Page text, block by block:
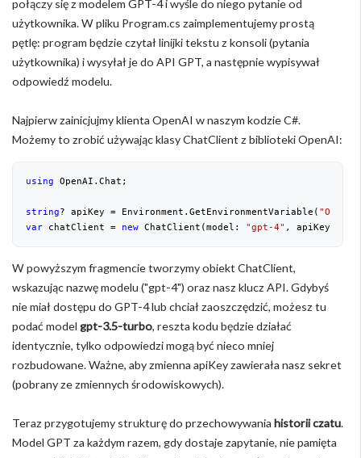
połączy się z modelem GPT-4 i wyśle do niego pytanie od
użytkownika. W pliku Program.cs zaimplementujemy prostą
pętlę: program będzie czytał linijki tekstu z konsoli (pytania
użytkownika) i wysyłał je do API GPT, a następnie wypisywał
odpowiedź modelu.
Najpierw zainicjujmy klienta OpenAI w naszym kodzie C#.
Możemy to zrobić używając klasy ChatClient z biblioteki OpenAI:
using OpenAI.Chat;
string? apiKey = Environment.GetEnvironmentVariable(
var chatClient = new ChatClient(model: "gpt-4" , apiKey:
W powyższym fragmencie tworzymy obiekt ChatClient,
wskazując nazwę modelu ("gpt-4") oraz nasz klucz API. Gdybyś
nie miał dostępu do GPT-4 lub chciał zaoszczędzić, możesz tu
podać model gpt-3.5-turbo, reszta kodu będzie działać
identycznie, tylko odpowiedzi mogą być nieco mniej
rozbudowane. Ważne, aby zmienna apiKey zawierała nasz sekret
(pobrany ze zmiennych środowiskowych).
Teraz przygotujemy strukturę do przechowywania historii czatu.
Model GPT za każdym razem, gdy dostaje zapytanie, nie pamięta